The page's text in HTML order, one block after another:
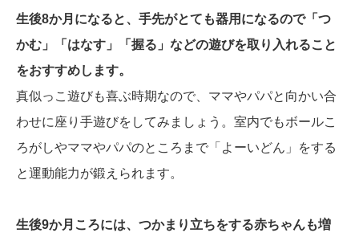
生後8か月になると、手先がとても器用になるので「つ
かむ」「はなす」「握る」などの遊びを取り入れること
をおすすめします。
真似っこ遊びも喜ぶ時期なので、ママやパパと向かい合
わせに座り手遊びをしてみましょう。室内でもボールこ
ろがしやママやパパのところまで「よーいどん」をする
と運動能力が鍛えられます。
生後9か月ころには、つかまり立ちをする赤ちゃんも増